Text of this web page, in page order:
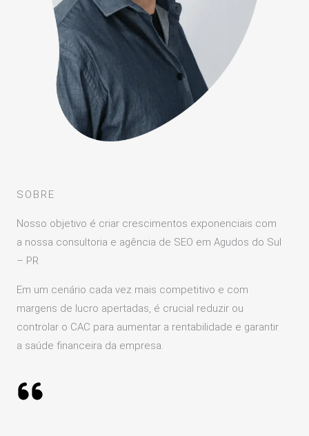
SOBRE
Nosso objetivo é criar crescimentos exponenciais com
a nossa consultoria e agência de SEO em Agudos do Sul
– PR
Em um cenário cada vez mais competitivo e com
margens de lucro apertadas, é crucial reduzir ou
controlar o CAC para aumentar a rentabilidade e garantir
a saúde financeira da empresa.